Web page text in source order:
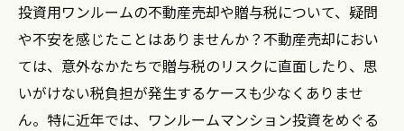
投資用ワンルームの不動産売却や贈与税について、疑問
や不安を感じたことはありませんか？不動産売却におい
ては、意外なかたちで贈与税のリスクに直面したり、思
いがけない税負担が発生するケースも少なくありませ
ん。特に近年では、ワンルームマンション投資をめぐる